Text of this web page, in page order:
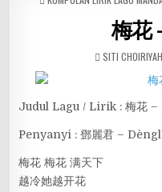
梅花
SITI CHOIRIYAH
Judul Lagu / Lirik : 梅花 –
Penyanyi : 鄧麗君 –
梅花 梅花 满天下
越冷她越开花